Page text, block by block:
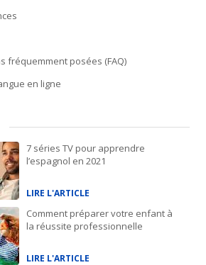
fréquemment posées (FAQ)
en ligne
7 séries TV pour apprendre
l’espagnol en 2021
LIRE L'ARTICLE
Comment préparer votre enfant à
la réussite professionnelle
LIRE L'ARTICLE